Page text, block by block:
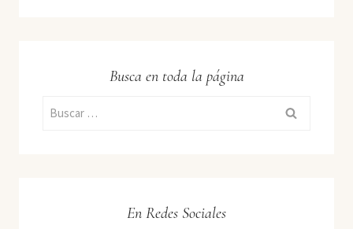
Busca en toda la página
Buscar:
En Redes Sociales